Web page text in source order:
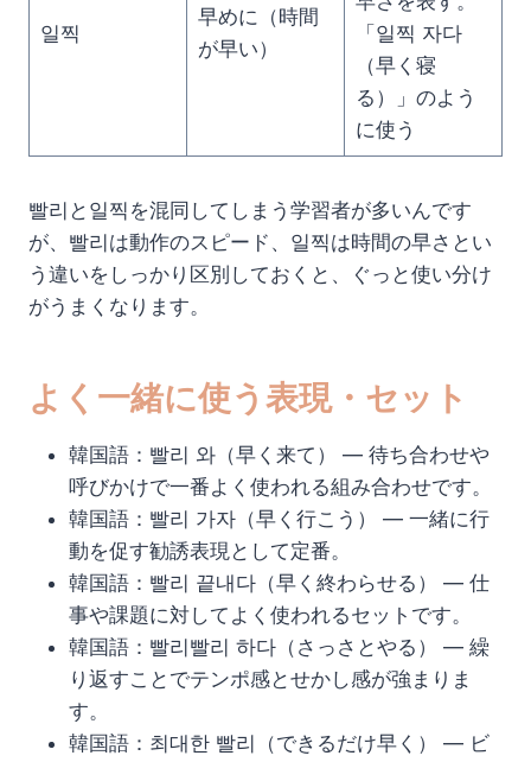
일찍
早めに（時間
が早い）
「일찍 자다
（早く寝
る）」のよう
に使う
빨리と일찍を混同してしまう学習者が多いんです
が、빨리は動作のスピード、일찍は時間の早さとい
う違いをしっかり区別しておくと、ぐっと使い分け
がうまくなります。
よく一緒に使う表現・セット
韓国語：빨리 와（早く来て） — 待ち合わせや
呼びかけで一番よく使われる組み合わせです。
韓国語：빨리 가자（早く行こう） — 一緒に行
動を促す勧誘表現として定番。
韓国語：빨리 끝내다（早く終わらせる） — 仕
事や課題に対してよく使われるセットです。
韓国語：빨리빨리 하다（さっさとやる） — 繰
り返すことでテンポ感とせかし感が強まりま
す。
韓国語：최대한 빨리（できるだけ早く） — ビ